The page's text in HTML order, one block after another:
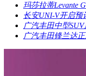
玛莎拉蒂Levante
长安UNI-V开启预
广汽丰田中型
广汽丰田锋兰达